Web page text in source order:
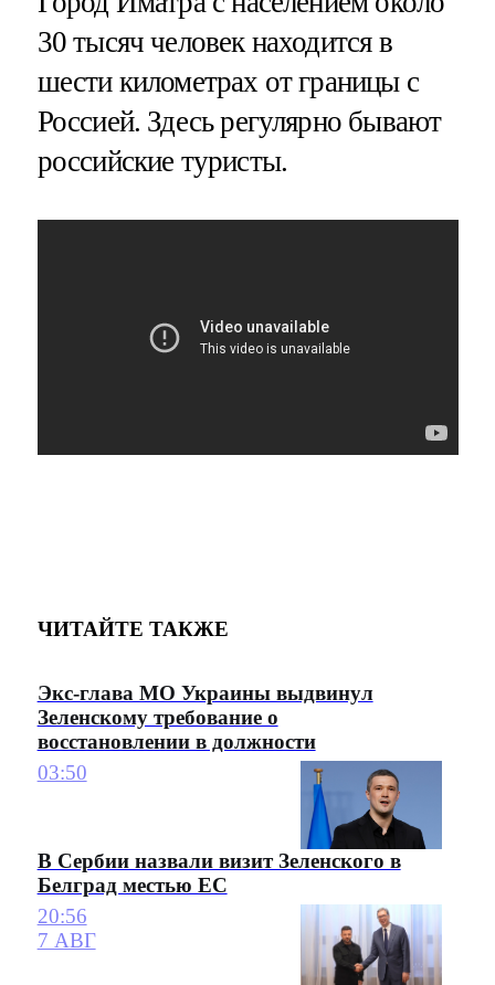
30 тысяч человек находится в
шести километрах от границы с
Россией. Здесь регулярно бывают
российские туристы.
ЧИТАЙТЕ ТАКЖЕ
Экс-глава МО Украины выдвинул
Зеленскому требование о
восстановлении в должности
03:50
В Сербии назвали визит Зеленского в
Белград местью ЕС
20:56
7 АВГ